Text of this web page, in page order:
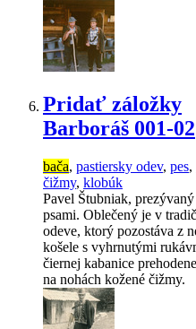
Pridať záložky
Barboráš 001-02
bača, pastiersky odev, pes,
čižmy, klobúk
Pavel Štubniak,
psami. Oblečený je v
odeve, ktorý pozostáva z
košele s vyhrnutými
čiernej kabanice
na nohách kožené čižmy.